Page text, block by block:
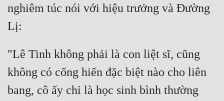
nghiêm túc nói với hiệu trưởng và Đường
"Lê Tinh không phải là con liệt sĩ, cũng
không có cống hiến đặc biệt nào cho liên
bang, cô ấy chỉ là học sinh bình thường